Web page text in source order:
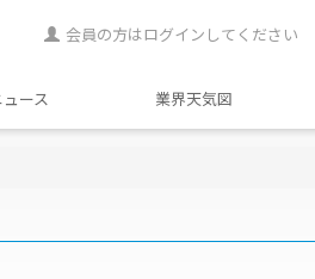
会員の方はログインしてください
ース 業界天気図